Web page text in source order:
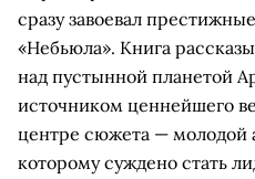
сразу завоевал
«Небьюла». Книга
над пустынной планетой
источником ценнейшего
центре сюжета — молодой
которому суждено стать